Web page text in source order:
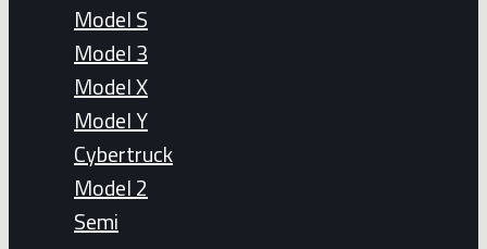
Model S
Model 3
Model X
Model Y
Cybertruck
Model 2
Semi